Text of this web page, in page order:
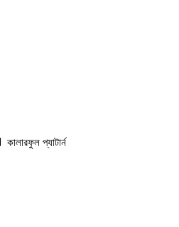
কালারফুল প্যাটার্ন